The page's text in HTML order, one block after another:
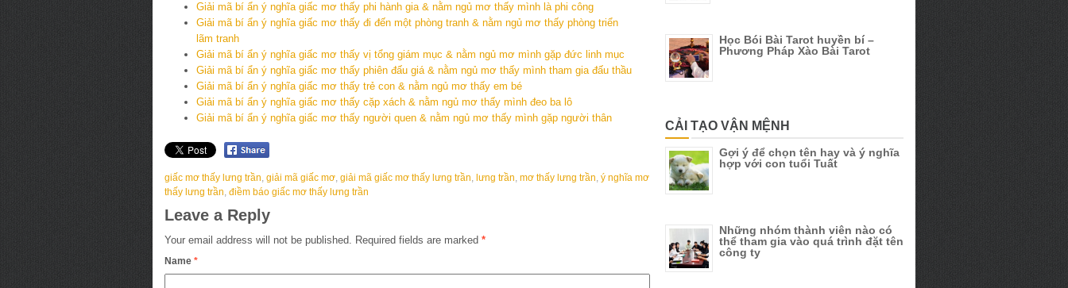
Giải mã bí ẩn ý nghĩa giấc mơ thấy phi hành gia & nằm ngủ mơ thấy mình là phi công
Giải mã bí ẩn ý nghĩa giấc mơ thấy đi đến một phòng tranh & nằm ngủ mơ thấy phòng triển
lãm tranh
Giải mã bí ẩn ý nghĩa giấc mơ thấy vị tổng giám mục & nằm ngủ mơ mình gặp đức linh mục
Giải mã bí ẩn ý nghĩa giấc mơ thấy phiên đấu giá & nằm ngủ mơ thấy mình tham gia đấu thầu
Giải mã bí ẩn ý nghĩa giấc mơ thấy trẻ con & nằm ngủ mơ thấy em bé
Giải mã bí ẩn ý nghĩa giấc mơ thấy cặp xách & nằm ngủ mơ thấy mình đeo ba lô
Giải mã bí ẩn ý nghĩa giấc mơ thấy người quen & nằm ngủ mơ thấy mình gặp người thân
giấc mơ thấy lưng trần, giải mã giấc mơ, giải mã giấc mơ thấy lưng trần, lưng trần, mơ thấy lưng trần, ý nghĩa mơ
thấy lưng trần, điềm báo giấc mơ thấy lưng trần
Leave a Reply
Your email address will not be published. Required fields are marked *
Name *
Học Bói Bài Tarot huyền bí –
Phương Pháp Xào Bài Tarot
CẢI TẠO VẬN MỆNH
Gợi ý để chọn tên hay và ý nghĩa
hợp với con tuổi Tuất
Những nhóm thành viên nào có
thể tham gia vào quá trình đặt tên
công ty